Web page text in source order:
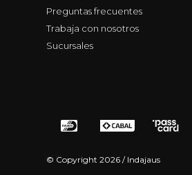
Preguntas frecuentes
Trabaja con nosotros
Sucursales
© Copyright 2026 / Indajaus